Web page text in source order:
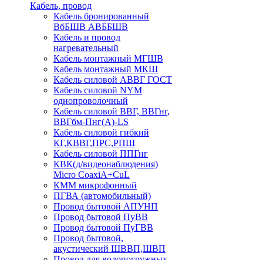
Кабель, провод
Кабель бронированный
ВбБШВ АВББШВ
Кабель и провод
нагревательный
Кабель монтажный МГШВ
Кабель монтажный МКШ
Кабель силовой АВВГ ГОСТ
Кабель силовой NYM
однопроволочный
Кабель силовой ВВГ, ВВГнг,
ВВГбм-Пнг(А)-LS
Кабель силовой гибкий
КГ,КВВГ,ПРС,РПШ
Кабель силовой ППГнг
КВК(д/видеонаблюдения)
Micro CoaxiA+CuL
КММ микрофонный
ПГВА (автомобильный)
Провод бытовой АПУНП
Провод бытовой ПуВВ
Провод бытовой ПуГВВ
Провод бытовой,
акустический ШВВП,ШВП